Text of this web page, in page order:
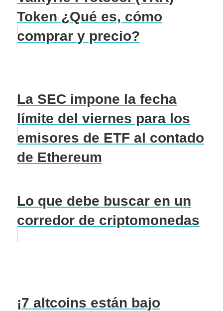
Token ¿Qué es, cómo
comprar y precio?
La SEC impone la fecha
límite del viernes para los
emisores de ETF al contado
de Ethereum
Lo que debe buscar en un
corredor de criptomonedas
¡7 altcoins están bajo